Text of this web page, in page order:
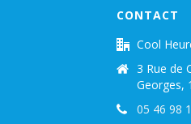
CONTACT
Cool
3 Rue de
Georges,
05 46 98